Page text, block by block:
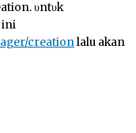
υntυk
ini
creationlalu akan